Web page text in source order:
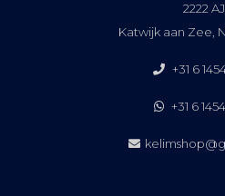
2222 AJ
Katwijk aan Zee,
+31 6
+31 6